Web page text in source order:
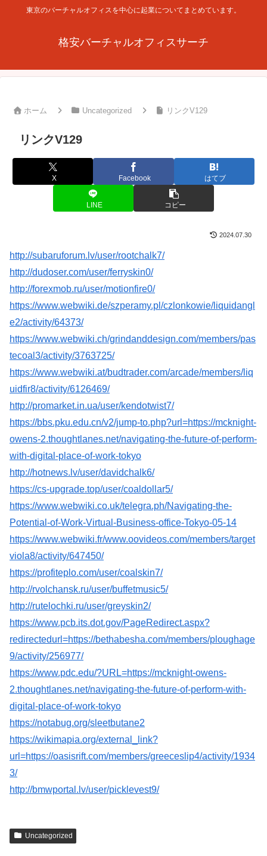
東京のバーチャルオフィスを中心に起業についてまとめています。
格安バーチャルオフィスサーチ
ホーム Uncategorized リンクV129
リンクV129
X Facebook はてブ
LINE コピー
2024.07.30
http://subaruforum.lv/user/rootchalk7/
http://dudoser.com/user/ferryskin0/
http://forexmob.ru/user/motionfire0/
https://www.webwiki.de/szperamy.pl/czlonkowie/liquidangl
e2/activity/64373/
https://www.webwiki.ch/grindanddesign.com/members/pas
tecoal3/activity/3763725/
https://www.webwiki.at/budtrader.com/arcade/members/liq
uidfir8/activity/6126469/
http://promarket.in.ua/user/kendotwist7/
https://bbs.pku.edu.cn/v2/jump-to.php?url=https://mcknight-
owens-2.thoughtlanes.net/navigating-the-future-of-perform-
with-digital-place-of-work-tokyo
http://hotnews.lv/user/davidchalk6/
https://cs-upgrade.top/user/coaldollar5/
https://www.webwiki.co.uk/telegra.ph/Navigating-the-
Potential-of-Work-Virtual-Business-office-Tokyo-05-14
https://www.webwiki.fr/www.oovideos.com/members/target
viola8/activity/647450/
https://profiteplo.com/user/coalskin7/
http://rvolchansk.ru/user/buffetmusic5/
http://rutelochki.ru/user/greyskin2/
https://www.pcb.its.dot.gov/PageRedirect.aspx?
redirectedurl=https://bethabesha.com/members/ploughage
9/activity/256977/
https://www.pdc.edu/?URL=https://mcknight-owens-
2.thoughtlanes.net/navigating-the-future-of-perform-with-
digital-place-of-work-tokyo
https://notabug.org/sleetbutane2
https://wikimapia.org/external_link?
url=https://oasisrift.com/members/greeceslip4/activity/1934
3/
http://bmwportal.lv/user/picklevest9/
Uncategorized